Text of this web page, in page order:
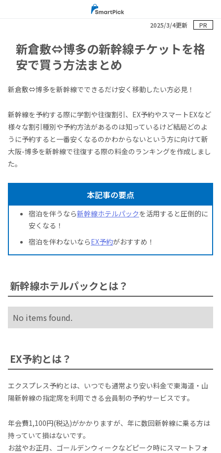
2025/3/4更新 PR
新倉敷⇔博多の新幹線チケットを格
安で買う方法まとめ
新倉敷⇔博多を新幹線でできるだけ安く移動したい方必見！
新幹線を予約する際に学割や往復割引、EX予約やスマートEXなど
様々な割引種別や予約方法があるのは知っているけど結局どのよ
うに予約すると一番安くなるのかわからないという方に向けて新
大阪-博多を新幹線で往復する際の料金のランキングを作成しまし
た。
本記事の要点
宿泊を伴うなら新幹線ホテルパックを活用すると圧倒的に
安くなる！
宿泊を伴わないならEX予約がおすすめ！
新幹線ホテルパックとは？
No items found.
EX予約とは？
エクスプレス予約とは、いつでも通常より安い料金で東海道・山
陽新幹線の指定席を利用できる会員制の予約サービスです。
年会費1,100円(税込)がかかりますが、年に数回新幹線に乗る方は
持っていて損はないです。
お盆やお正月、ゴールデンウィークなどピーク時にスマートフォ